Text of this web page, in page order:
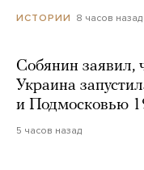
ИСТОРИИ 8 часов назад
Собянин заявил,
Украина
и Подмосковью
5 часов назад